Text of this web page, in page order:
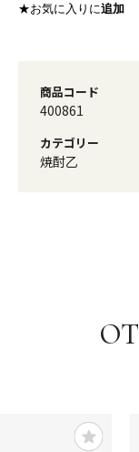
★お気に入りに追加
商品コード
400861
カテゴリー
焼酎乙